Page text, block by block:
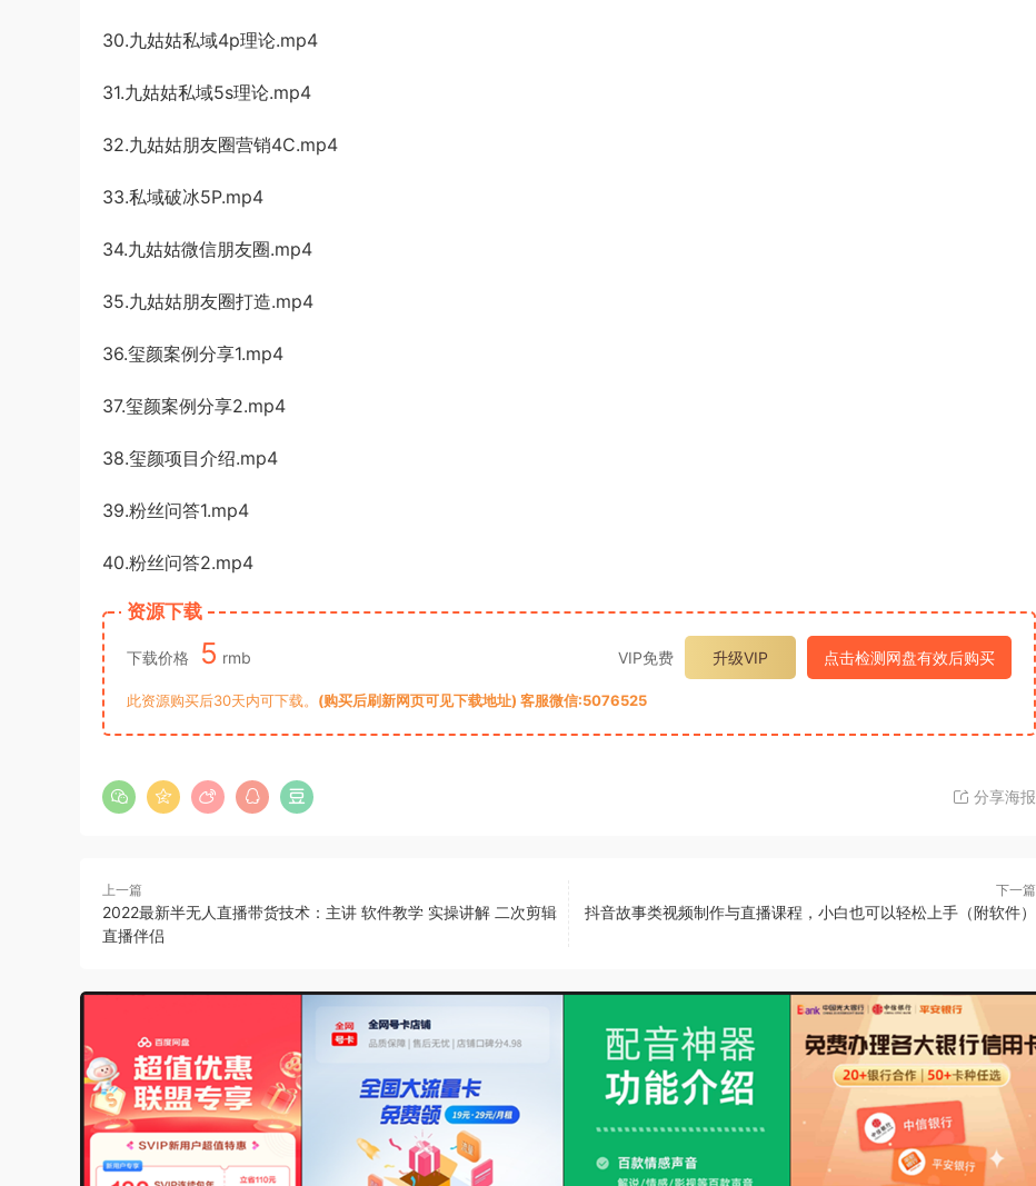
30.九姑姑私域4p理论.mp4
31.九姑姑私域5s理论.mp4
32.九姑姑朋友圈营销4C.mp4
33.私域破冰5P.mp4
34.九姑姑微信朋友圈.mp4
35.九姑姑朋友圈打造.mp4
36.玺颜案例分享1.mp4
37.玺颜案例分享2.mp4
38.玺颜项目介绍.mp4
39.粉丝问答1.mp4
40.粉丝问答2.mp4
资源下载
下载价格 5 rmb VIP免费 升级VIP 点击检测网盘有效后购买
此资源购买后30天内可下载。 (购买后刷新网页可见下载地址) 客服微信:5076525
分享海报
上一篇
2022最新半无人直播带货技术：主讲 软件教学 实操讲解 二次剪辑
直播伴侣
下一篇
抖音故事类视频制作与直播课程，小白也可以轻松上手（附软件）